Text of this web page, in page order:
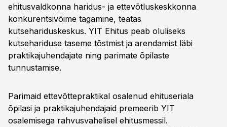
ehitusvaldkonna haridus- ja ettevõtluskeskkonna
konkurentsivõime tagamine, teatas
kutsehariduskeskus. YIT Ehitus peab oluliseks
kutsehariduse taseme tõstmist ja arendamist läbi
praktikajuhendajate ning parimate õpilaste
tunnustamise.
Parimaid ettevõttepraktikal osalenud ehituseriala
õpilasi ja praktikajuhendajaid premeerib YIT
osalemisega rahvusvahelisel ehitusmessil.